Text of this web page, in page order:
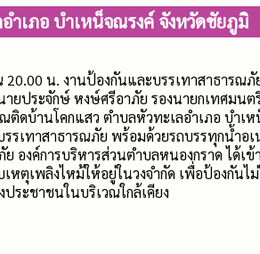
ำเภอ บำเหน็จณรงค์ จังหวัดชัยภูมิ
น. งานป้องกันและบรรเทาสาธารณ
ายประจักษ์ หงษ์ศรีอาภัย รองนายกเทศมน
ดบ้านโคกแสว ตำบลหัวทะเลอำเภอ บำเ
รเทาสาธารณภัย พร้อมด้วยรถบรรทุกน้ำอเ
องค์การบริหารส่วนตำบลหนองกราด ได้เข้
หตุเพลิงไหม้ให้อยู่ในวงจำกัด เพื่อป้องกันไ
ระชาชนในบริเวณใกล้เคียง